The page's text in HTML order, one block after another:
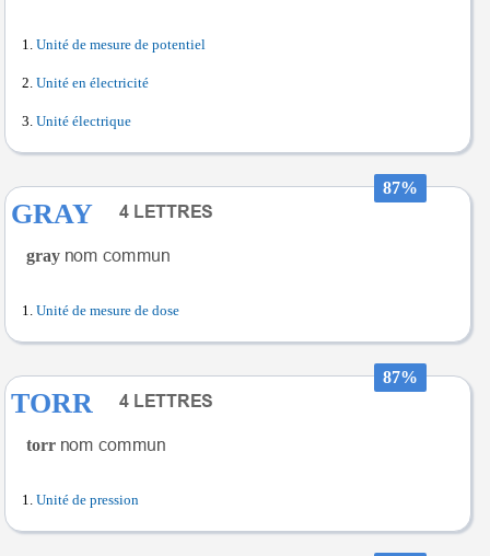
Unité de mesure de potentiel
Unité en électricité
Unité électrique
87%
GRAY
gray
Unité de mesure de dose
87%
TORR
torr
Unité de pression